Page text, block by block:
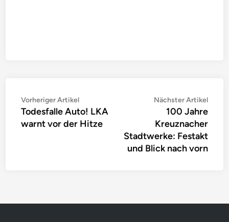
Beitragsnavigation
Vorheriger ArtikelVorheriger
Artikel:
Todesfalle Auto! LKA
warnt vor der Hitze
Nächster Artikel
100 Jahre
Kreuznacher
Stadtwerke: Festakt
und Blick nach vorn